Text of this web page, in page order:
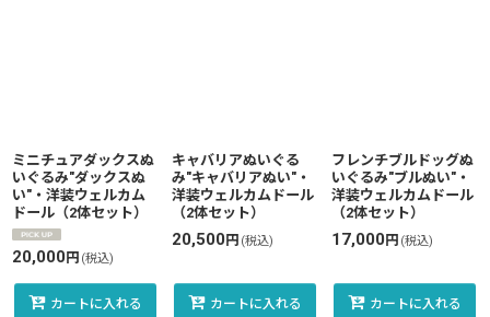
ミニチュアダックスぬ
いぐるみ"ダックスぬ
い"・洋装ウェルカム
ドール（2体セット）
20,000円 (税込)
カートに入れる
キャバリアぬいぐる
み"キャバリアぬい"・
洋装ウェルカムドール
（2体セット）
20,500円 (税込)
カートに入れる
フレンチブルドッグぬ
いぐるみ"ブルぬい"・
洋装ウェルカムドール
（2体セット）
17,000円 (税込)
カートに入れる